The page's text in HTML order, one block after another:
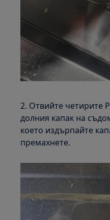
2. Отвийте четирите
долния капак на
което издърпайте
премахнете.